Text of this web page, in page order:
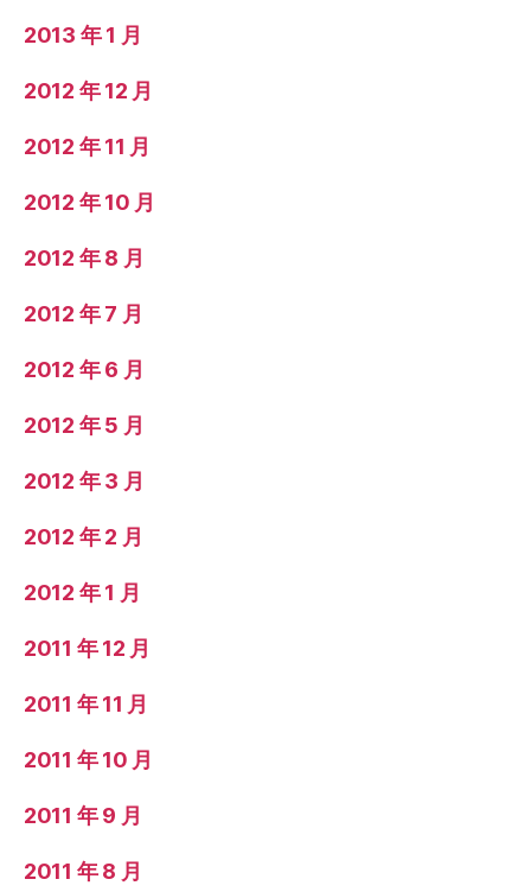
2013 年 1 月
2012 年 12 月
2012 年 11 月
2012 年 10 月
2012 年 8 月
2012 年 7 月
2012 年 6 月
2012 年 5 月
2012 年 3 月
2012 年 2 月
2012 年 1 月
2011 年 12 月
2011 年 11 月
2011 年 10 月
2011 年 9 月
2011 年 8 月